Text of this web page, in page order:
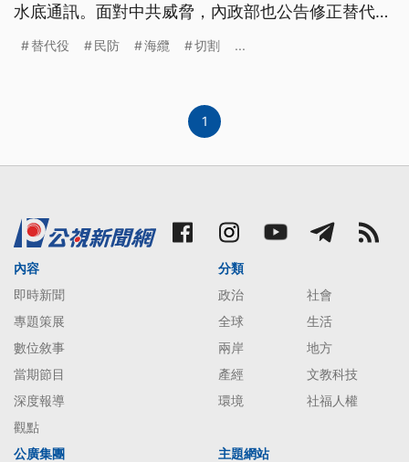
水底通訊。面對中共威脅，內政部也公告修正替代役
8年內的役男，也刪除勤務召集1年只能60日的總日
替代役 民防 海纜 切割 ...
1
內容
即時新聞
專題策展
數位敘事
當期節目
深度報導
觀點
分類
政治
社會
全球
生活
兩岸
地方
產經
文教科技
環境
社福人權
公廣集團 主題網站